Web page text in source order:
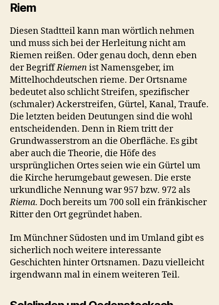
Riem
Diesen Stadtteil kann man wörtlich nehmen
und muss sich bei der Herleitung nicht am
Riemen reißen. Oder genau doch, denn eben
der BegriffRiemenist Namensgeber, im
Mittelhochdeutschen rieme. Der Ortsname
bedeutet also schlicht Streifen, spezifischer
(schmaler) Ackerstreifen, Gürtel, Kanal, Traufe.
Die letzten beiden Deutungen sind die wohl
entscheidenden. Denn in Riem tritt der
Grundwasserstrom an die Oberfläche. Es gibt
aber auch die Theorie, die Höfe des
ursprünglichen Ortes seien wie ein Gürtel um
die Kirche herumgebaut gewesen. Die erste
urkundliche Nennung war 957 bzw. 972 als
Riema. Doch bereits um 700 soll ein fränkischer
Ritter den Ort gegründet haben.
Im Münchner Südosten und im Umland gibt es
sicherlich noch weitere interessante
Geschichten hinter Ortsnamen. Dazu vielleicht
irgendwann mal in einem weiteren Teil.